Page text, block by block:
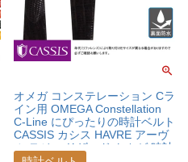
オメガ コンステレーション Cラ
イン用 OMEGA Constellation
C-Line にぴったりの時計ベルト
CASSIS カシス HAVRE アーヴ
ル テジュ リザード トカゲ 時計